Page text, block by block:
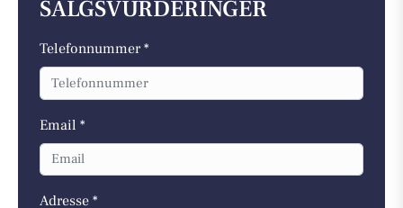
SALGSVURDERINGER
Telefonnummer *
Email *
Adresse *